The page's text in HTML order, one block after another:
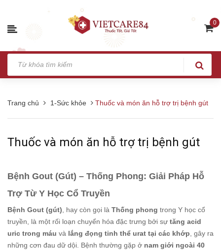
0
Trang chủ 1-Sức khỏe Thuốc và món ăn hỗ trợ trị bệnh gút
Thuốc và món ăn hỗ trợ trị bệnh gút
Bệnh Gout (Gút) – Thống Phong: Giải Pháp Hỗ
Trợ Từ Y Học Cổ Truyền
Bệnh Gout (gút) , hay còn gọi là Thống phong trong Y học cổ
truyền, là một rối loạn chuyển hóa đặc trưng bởi sự tăng acid
uric trong máu và lắng đọng tinh thể urat tại các khớp , gây ra
những cơn đau dữ dội. Bệnh thường gặp ở nam giới ngoài 40